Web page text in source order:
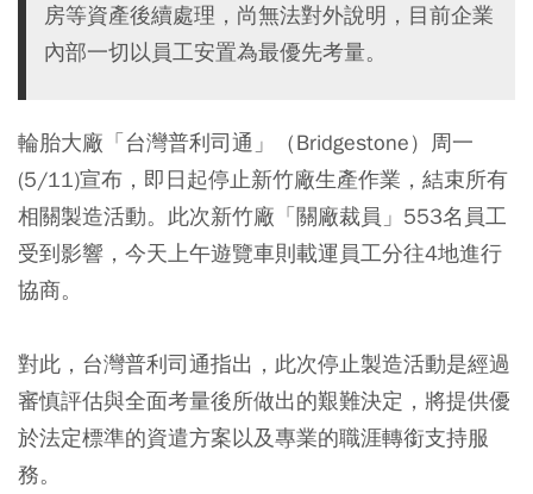
房等資產後續處理，尚無法對外說明，目前企業
內部一切以員工安置為最優先考量。
輪胎大廠「台灣普利司通」（Bridgestone）周一
(5/11)宣布，即日起停止新竹廠生產作業，結束所有
相關製造活動。此次新竹廠「關廠裁員」553名員工
受到影響，今天上午遊覽車則載運員工分往4地進行
協商。
對此，台灣普利司通指出，此次停止製造活動是經過
審慎評估與全面考量後所做出的艱難決定，將提供優
於法定標準的資遣方案以及專業的職涯轉銜支持服
務。